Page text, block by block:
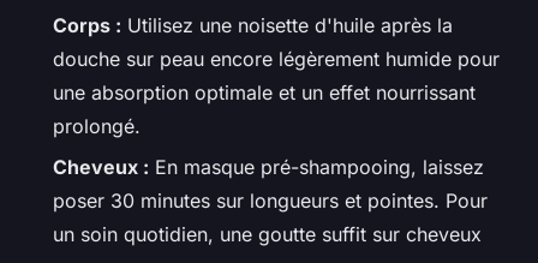
Corps : Utilisez une noisette d'huile après la
douche sur peau encore légèrement humide pour
une absorption optimale et un effet nourrissant
prolongé.
Cheveux : En masque pré-shampooing, laissez
poser 30 minutes sur longueurs et pointes. Pour
un soin quotidien, une goutte suffit sur cheveux